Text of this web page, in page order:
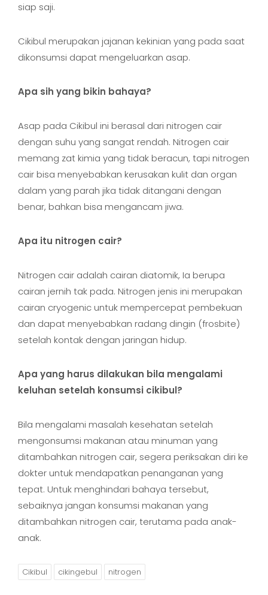
siap saji.
Cikibul merupakan jajanan kekinian yang pada saat
dikonsumsi dapat mengeluarkan asap.
Apa sih yang bikin bahaya?
Asap pada Cikibul ini berasal dari nitrogen cair
dengan suhu yang sangat rendah. Nitrogen cair
memang zat kimia yang tidak beracun, tapi nitrogen
cair bisa menyebabkan kerusakan kulit dan organ
dalam yang parah jika tidak ditangani dengan
benar, bahkan bisa mengancam jiwa.
Apa itu nitrogen cair?
Nitrogen cair adalah cairan diatomik, Ia berupa
cairan jernih tak pada. Nitrogen jenis ini merupakan
cairan cryogenic untuk mempercepat pembekuan
dan dapat menyebabkan radang dingin (frosbite)
setelah kontak dengan jaringan hidup.
Apa yang harus dilakukan bila mengalami
keluhan setelah konsumsi cikibul?
Bila mengalami masalah kesehatan setelah
mengonsumsi makanan atau minuman yang
ditambahkan nitrogen cair, segera periksakan diri ke
dokter untuk mendapatkan penanganan yang
tepat. Untuk menghindari bahaya tersebut,
sebaiknya jangan konsumsi makanan yang
ditambahkan nitrogen cair, terutama pada anak-
anak.
Cikibul cikingebul nitrogen